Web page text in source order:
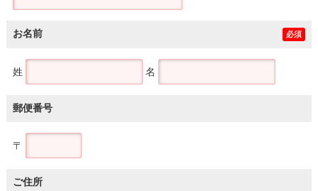
お名前 必須
姓 名
郵便番号
〒
ご住所